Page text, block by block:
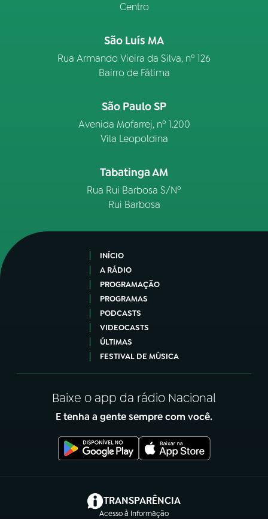
Centro
São Luís MA
Rua Armando Vieira da Silva, nº 126
Bairro de Fátima
São Paulo SP
Avenida Mofarrej, nº 1.200
Vila Leopoldina
Tabatinga AM
Rua Rui Barbosa S/Nº
Rui Barbosa
INÍCIO
A RÁDIO
PROGRAMAÇÃO
PROGRAMAS
PODCASTS
VIDEOCASTS
ÚLTIMAS
FESTIVAL DE MÚSICA
Baixe o app da rádio Nacional
E tenha a gente sempre com você.
TRANSPARÊNCIA
Acesso à Informação
(abre em nova aba)